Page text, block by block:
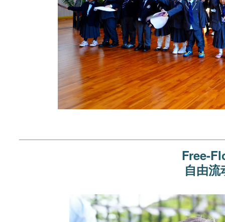
Free-
自由流